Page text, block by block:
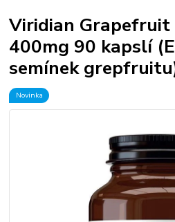
Viridian Grapefruit
400mg 90 kapslí
semínek
Novinka